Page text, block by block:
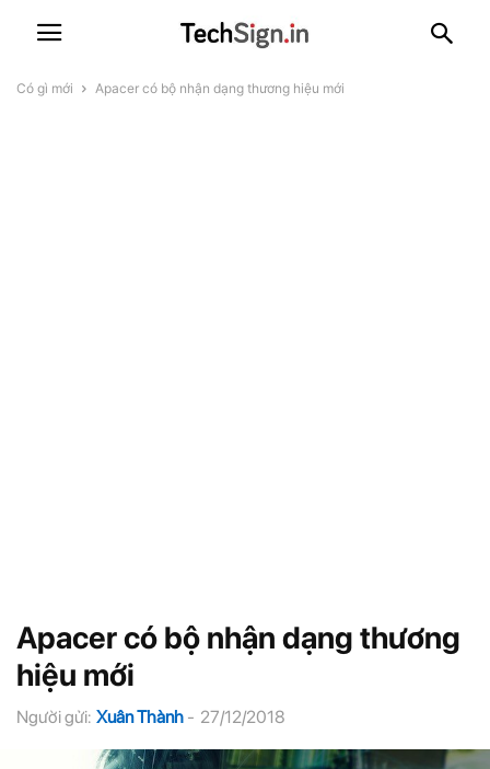
Có gì mới Apacer có bộ nhận dạng thương hiệu mới
Apacer có bộ nhận dạng thương
hiệu mới
Người gửi: Xuân Thành - 27/12/2018